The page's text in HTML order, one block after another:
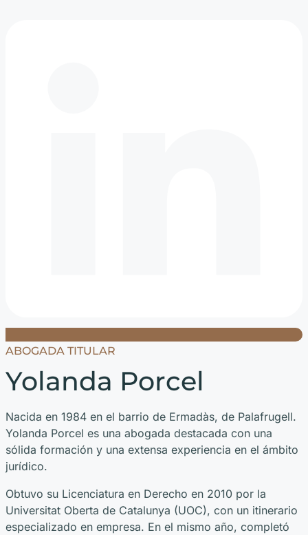
ABOGADA TITULAR
Yolanda Porcel
Nacida en 1984 en el barrio de Ermadàs, de Palafrugell.
Yolanda Porcel es una abogada destacada con una
sólida formación y una extensa experiencia en el ámbito
jurídico.
Obtuvo su Licenciatura en Derecho en 2010 por la
Universitat Oberta de Catalunya (UOC), con un itinerario
especializado en empresa. En el mismo año, completó